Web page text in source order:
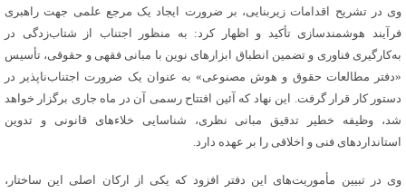
وی در تشریح اقدامات زیربنایی، بر ضرورت ایجاد یک مرجع علمی جهت راهبری
فرآیند هوشمندسازی تأکید و اظهار کرد: به منظور اجتناب از شتاب‌زدگی در
به‌کارگیری فناوری و تضمین انطباق ابزارهای نوین با مبانی فقهی و حقوقی، تأسیس
«دفتر مطالعات حقوق و هوش مصنوعی» به عنوان یک ضرورت اجتناب‌ناپذیر در
دستور کار قرار گرفت. این نهاد که آئین افتتاح رسمی آن در ماه جاری برگزار خواهد
شد، وظیفه خطیر تدقیق مبانی نظری، شناسایی خلاء‌های قانونی و تدوین
استانداردهای فنی و اخلاقی را بر عهده دارد.
وی در تبیین مأموریت‌های این دفتر افزود که یکی از ارکان اصلی این ساختار،